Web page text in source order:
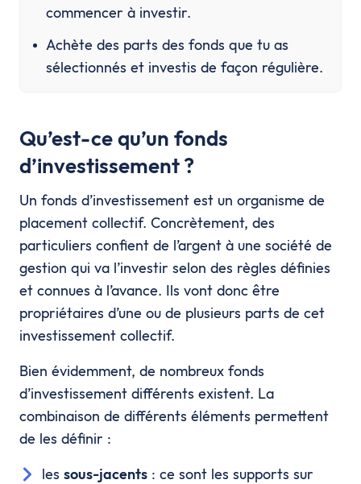
commencer à investir.
Achète des parts des fonds que tu as
sélectionnés et investis de façon régulière.
Qu’est-ce qu’un fonds
d’investissement ?
Un fonds d’investissement est un organisme de
placement collectif. Concrètement, des
particuliers confient de l’argent à une société de
gestion qui va l’investir selon des règles définies
et connues à l’avance. Ils vont donc être
propriétaires d’une ou de plusieurs parts de cet
investissement collectif.
Bien évidemment, de nombreux fonds
d’investissement différents existent. La
combinaison de différents éléments permettent
de les définir :
les sous-jacents : ce sont les supports sur